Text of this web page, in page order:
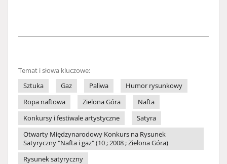
Temat i słowa kluczowe:
Sztuka
Gaz Paliwa
Humor rysunkowy
Ropa naftowa
Zielona Góra
Nafta
Konkursy i festiwale artystyczne
Satyra
Otwarty Międzynarodowy Konkurs na Rysunek
Satyryczny "Nafta i gaz" (10 ; 2008 ; Zielona Góra)
Rysunek satyryczny